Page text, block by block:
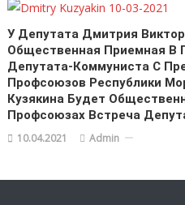
У Депутата Дмитрия
Общественная Приемная В
Депутата-Коммуниста С
Профсоюзов Республики
Кузякина Будет
Профсоюзах Встреча
10.04.2021 Admin